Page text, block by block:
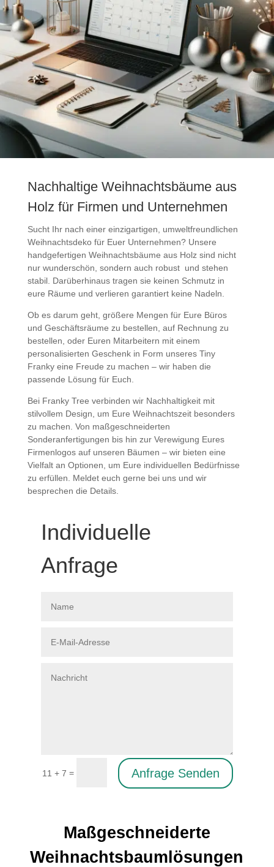
Nachhaltige Weihnachtsbäume aus
Holz für Firmen und Unternehmen
Sucht Ihr nach einer einzigartigen, umweltfreundlichen
Weihnachtsdeko für Euer Unternehmen? Unsere
handgefertigen Weihnachtsbäume aus Holz sind nicht
nur wunderschön, sondern auch robust und stehen
stabil. Darüberhinaus tragen sie keinen Schmutz in
eure Räume und verlieren garantiert keine Nadeln.
Ob es darum geht, größere Mengen für Eure Büros
und Geschäftsräume zu bestellen, auf Rechnung zu
bestellen, oder Euren Mitarbeitern mit einem
personalisierten Geschenk in Form unseres Tiny
Franky eine Freude zu machen – wir haben die
passende Lösung für Euch.
Bei Franky Tree verbinden wir Nachhaltigkeit mit
stilvollem Design, um Eure Weihnachtszeit besonders
zu machen. Von maßgeschneiderten
Sonderanfertigungen bis hin zur Verewigung Eures
Firmenlogos auf unseren Bäumen – wir bieten eine
Vielfalt an Optionen, um Eure individuellen Bedürfnisse
zu erfüllen. Meldet euch gerne bei uns und wir
besprechen die Details.
Individuelle
Anfrage
11 + 7 = Anfrage Senden
Maßgeschneiderte
Weihnachtsbaumlösungen